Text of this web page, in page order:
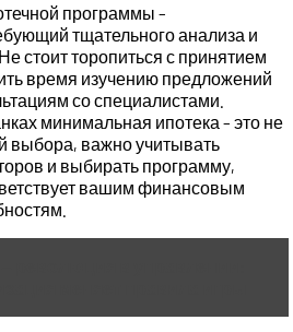
программы –
тщательного анализа и
стоит торопиться с принятием
время изучению предложений
со специалистами.
минимальная ипотека – это не
выбора, важно учитывать
и выбирать программу,
вашим финансовым